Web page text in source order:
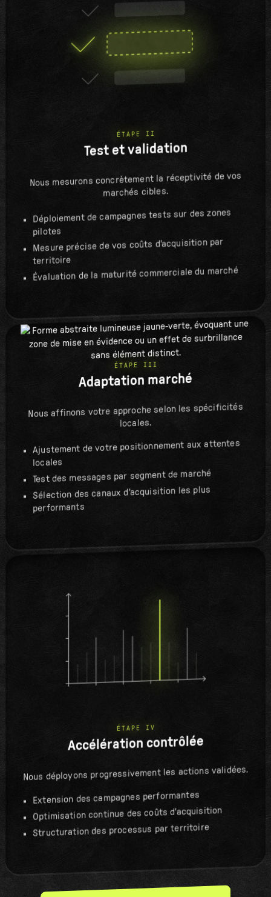
ÉTAPE II
Test et validation
Nous mesurons concrètement la réceptivité de vos
marchés cibles.
Déploiement de campagnes tests sur des zones
pilotes
Mesure précise de vos coûts d'acquisition par
territoire
Évaluation de la maturité commerciale du marché
ÉTAPE III
Adaptation marché
Nous affinons votre approche selon les spécificités
locales.
Ajustement de votre positionnement aux attentes
locales
Test des messages par segment de marché
Sélection des canaux d'acquisition les plus
performants
ÉTAPE IV
Accélération contrôlée
Nous déployons progressivement les actions validées.
Extension des campagnes performantes
Optimisation continue des coûts d'acquisition
Structuration des processus par territoire